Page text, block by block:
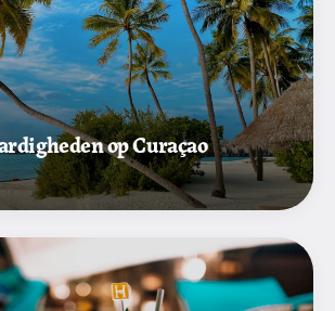
op Curaçao